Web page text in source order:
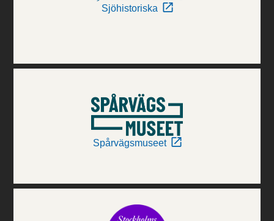
Sjöhistoriska
Spårvägsmuseet